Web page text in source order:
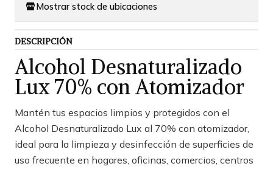
Mostrar stock de ubicaciones
DESCRIPCIÓN
Alcohol Desnaturalizado
Lux 70% con Atomizador
Mantén tus espacios limpios y protegidos con el
Alcohol Desnaturalizado Lux al 70% con atomizador,
ideal para la limpieza y desinfección de superficies de
uso frecuente en hogares, oficinas, comercios, centros